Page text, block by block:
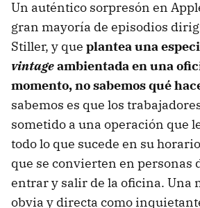
Un auténtico sorpresón en
gran mayoría de episodios
Stiller, y que plantea una
vintageambientada en una
momento, no sabemos qué
sabemos es que los
sometido a una operación que
todo lo que sucede en su
que se convierten en personas
entrar y salir de la oficina. Una
obvia y directa como